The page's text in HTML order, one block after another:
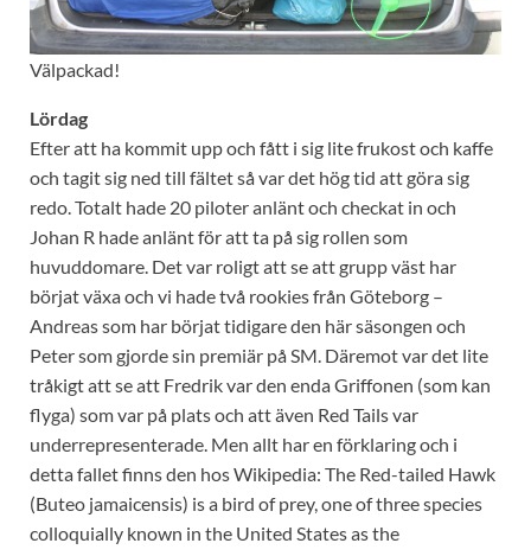
Välpackad!
Lördag
Efter att ha kommit upp och fått i sig lite frukost och kaffe
och tagit sig ned till fältet så var det hög tid att göra sig
redo. Totalt hade 20 piloter anlänt och checkat in och
Johan R hade anlänt för att ta på sig rollen som
huvuddomare. Det var roligt att se att grupp väst har
börjat växa och vi hade två rookies från Göteborg –
Andreas som har börjat tidigare den här säsongen och
Peter som gjorde sin premiär på SM. Däremot var det lite
tråkigt att se att Fredrik var den enda Griffonen (som kan
flyga) som var på plats och att även Red Tails var
underrepresenterade. Men allt har en förklaring och i
detta fallet finns den hos Wikipedia: The Red-tailed Hawk
(Buteo jamaicensis) is a bird of prey, one of three species
colloquially known in the United States as the